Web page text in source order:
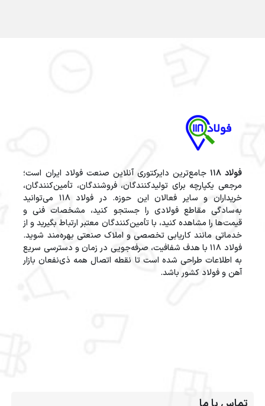
فولاد 118
جامع‌ترین دایرکتوری آنلاین صنعت فولاد ایران است؛
مرجعی یکپارچه برای تولیدکنندگان، فروشندگان، تأمین‌کنندگان،
خریداران و سایر فعالان این حوزه. در فولاد 118 می‌توانید
به‌سادگی مقاطع فولادی را جستجو کنید، مشخصات فنی و
قیمت‌ها را مشاهده کنید، با تأمین‌کنندگان معتبر ارتباط بگیرید و از
خدماتی مانند کاریابی تخصصی و املاک صنعتی بهره‌مند شوید.
فولاد 118 با هدف شفافیت، صرفه‌جویی در زمان و دسترسی سریع
به اطلاعات طراحی شده است تا نقطه اتصال همه ذی‌نفعان بازار
آهن و فولاد کشور باشد.